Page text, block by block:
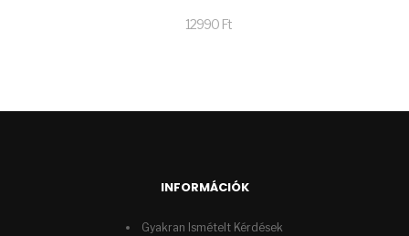
12990 Ft
INFORMÁCIÓK
Gyakran Ismételt Kérdések